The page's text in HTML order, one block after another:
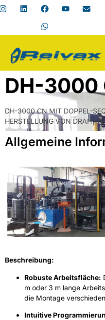
DH-3000
DH-3000 CN MIT DOPPEL-
HERSTELLUNG VON
Allgemeine
Beschreibung:
Robuste Arbeitsfläche:
m oder 3 m lange
die Montage
Intuitive